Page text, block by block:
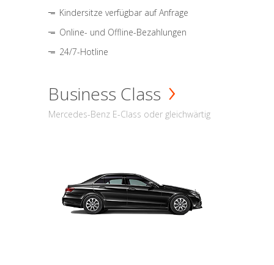
Kindersitze verfügbar auf Anfrage
Online- und Offline-Bezahlungen
24/7-Hotline
Business Class
Mercedes-Benz E-Class oder gleichwärtig